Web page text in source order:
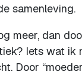
samenleving.
meer, dan
Iets wat ik
Door